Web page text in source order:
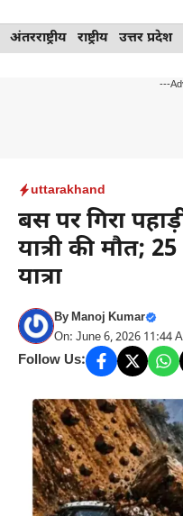
Skip
to
अंतरराष्ट्रीय राष्ट्रीय उत्तर प्रदेश
---
uttarakhand
बस पर गिरा
यात्री की मौत;
यात्रा
ByManoj Kumar
On: June 6, 2026 11:44
Follow Us: